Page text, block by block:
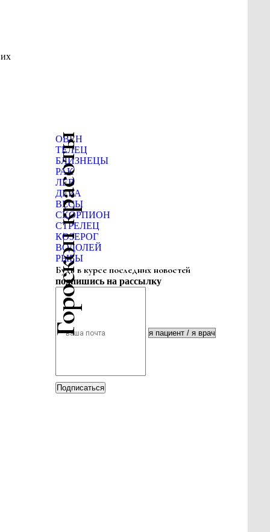
Гороскоп красоты
ОВЕН
ТЕЛЕЦ
БЛИЗНЕЦЫ
РАК
ЛЕВ
ДЕВА
ВЕСЫ
СКОРПИОН
СТРЕЛЕЦ
КОЗЕРОГ
ВОДОЛЕЙ
РЫБЫ
Будь в курсе последних новостей
подпишись на рассылку
Подписаться